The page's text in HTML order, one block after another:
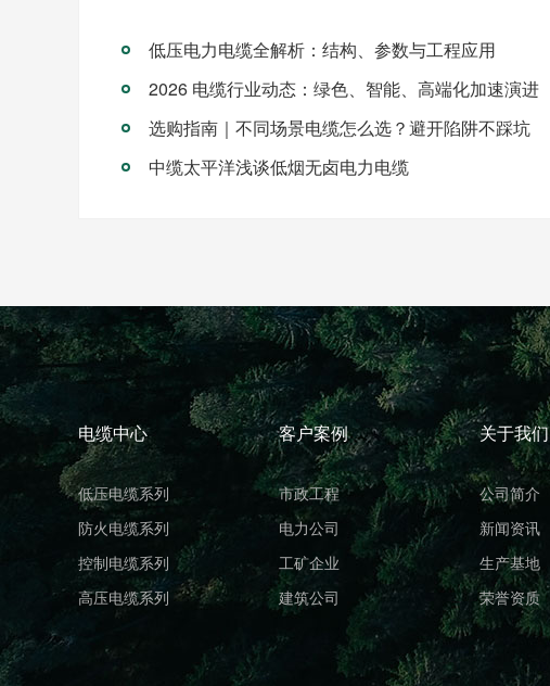
低压电力电缆全解析：结构、参数与工程应用
2026 电缆行业动态：绿色、智能、高端化加速演进
选购指南｜不同场景电缆怎么选？避开陷阱不踩坑
中缆太平洋浅谈低烟无卤电力电缆
电缆中心
低压电缆系列
防火电缆系列
控制电缆系列
高压电缆系列
客户案例
市政工程
电力公司
工矿企业
建筑公司
关于我们
公司简介
新闻资讯
生产基地
荣誉资质